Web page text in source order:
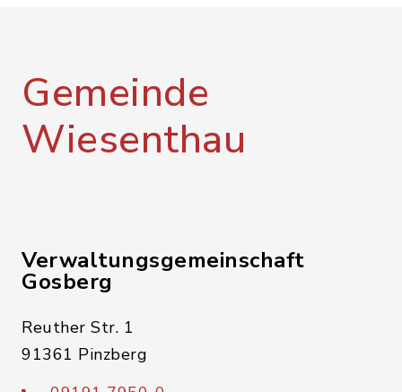
Gemeinde
Wiesenthau
Verwaltungsgemeinschaft
Gosberg
Reuther Str. 1
91361 Pinzberg